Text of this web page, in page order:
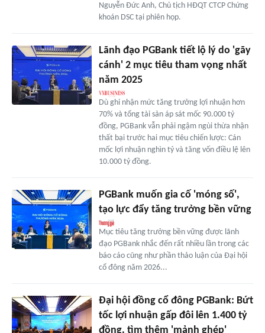
Nguyễn Đức Anh, Chủ tịch HĐQT CTCP Chứng
khoán DSC tại phiên họp.
Lãnh đạo PGBank tiết lộ lý do 'gãy
cánh' 2 mục tiêu tham vọng nhất
năm 2025
Dù ghi nhận mức tăng trưởng lợi nhuận hơn
70% và tổng tài sản áp sát mốc 90.000 tỷ
đồng, PGBank vẫn phải ngậm ngùi thừa nhận
thất bại trước hai mục tiêu chiến lược: Cán
mốc lợi nhuận nghìn tỷ và tăng vốn điều lệ lên
10.000 tỷ đồng.
PGBank muốn gia cố 'móng số',
tạo lực đẩy tăng trưởng bền vững
Mục tiêu tăng trưởng bền vững được lãnh
đạo PGBank nhắc đến rất nhiều lần trong các
báo cáo cũng như phần thảo luận của Đại hội
cổ đông năm 2026...
Đại hội đồng cổ đông PGBank: Bứt
tốc lợi nhuận gấp đôi lên 1.400 tỷ
đồng, tìm thêm 'mảnh ghép'